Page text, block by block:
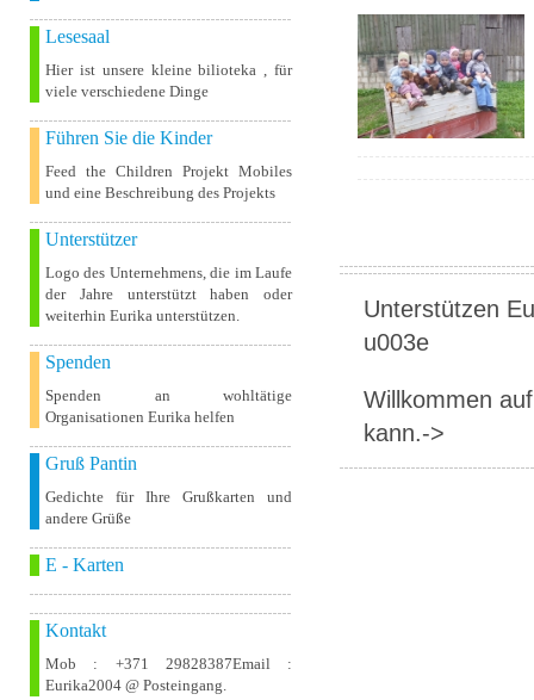
Lesesaal
Hier ist unsere kleine bilioteka , für
viele verschiedene Dinge
Führen Sie die Kinder
Feed the Children Projekt Mobiles
und eine Beschreibung des Projekts
Unterstützer
Logo des Unternehmens, die im Laufe
der Jahre unterstützt haben oder
weiterhin Eurika unterstützen.
Spenden
Spenden an wohltätige
Organisationen Eurika helfen
Gruß Pantin
Gedichte für Ihre Grußkarten und
andere Grüße
E - Karten
Kontakt
Mob : +371 29828387Email :
Eurika2004 @ Posteingang.
Unterstützen
u003e
Willkommen
kann.->